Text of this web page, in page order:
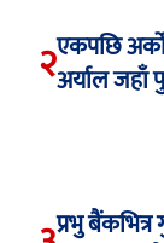
२एकपछि
अर्याल जहाँ
प्रभु